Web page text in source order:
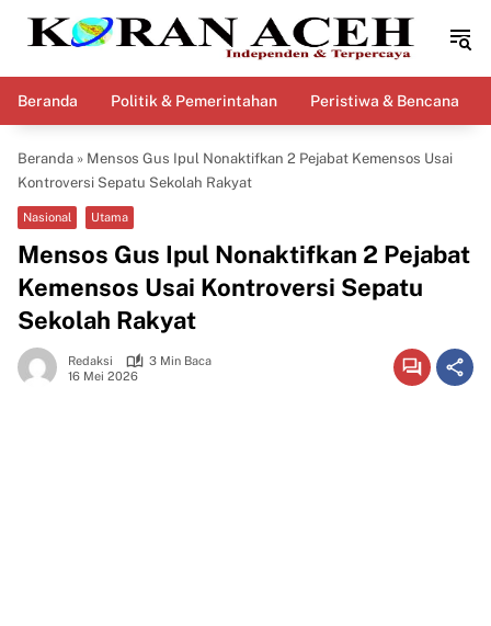
Beranda Politik & Pemerintahan Peristiwa & Bencana
Beranda » Mensos Gus Ipul Nonaktifkan 2 Pejabat Kemensos Usai
Kontroversi Sepatu Sekolah Rakyat
Nasional Utama
Mensos Gus Ipul Nonaktifkan 2 Pejabat
Kemensos Usai Kontroversi Sepatu
Sekolah Rakyat
Redaksi
3 Min Baca
16 Mei 2026